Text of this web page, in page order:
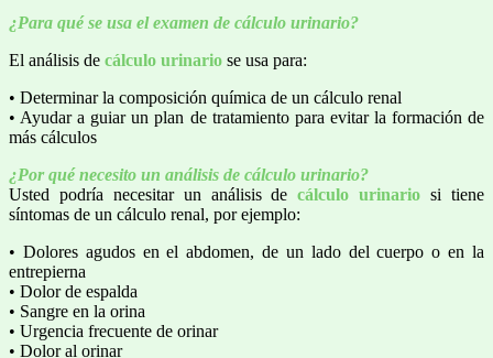
¿Para qué se usa el examen de cálculo urinario?
El análisis de cálculo urinario se usa para:
• Determinar la composición química de un cálculo renal
• Ayudar a guiar un plan de tratamiento para evitar la formación de
más cálculos
¿Por qué necesito un análisis de cálculo urinario?
Usted podría necesitar un análisis decálculo urinario si tiene
síntomas de un cálculo renal, por ejemplo:
• Dolores agudos en el abdomen, de un lado del cuerpo o en la
entrepierna
• Dolor de espalda
• Sangre en la orina
• Urgencia frecuente de orinar
• Dolor al orinar